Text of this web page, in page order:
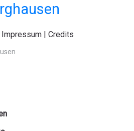
Impressum |Credits